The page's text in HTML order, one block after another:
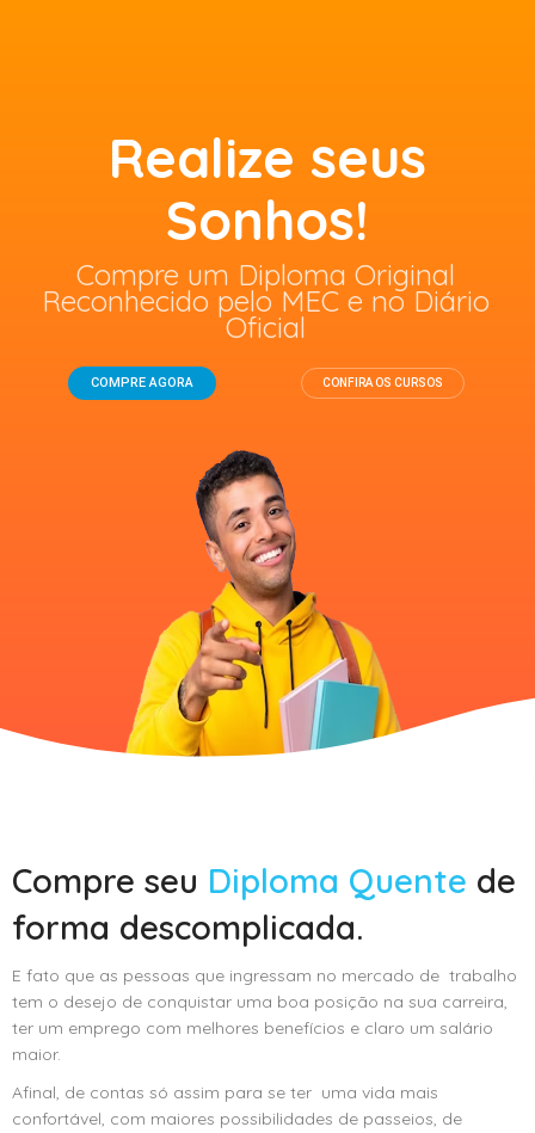
COMPRE AGORA
Realize seus
Sonhos!
Compre um Diploma Original
Reconhecido pelo MEC e no Diário
Oficial
CONFIRA OS CURSOS
Compre seu Diploma Quente de
forma descomplicada.
E fato que as pessoas que ingressam no mercado de trabalho
tem o desejo de conquistar uma boa posição na sua carreira,
ter um emprego com melhores benefícios e claro um salário
maior.
Afinal, de contas só assim para se ter uma vida mais
confortável, com maiores possibilidades de passeios, de